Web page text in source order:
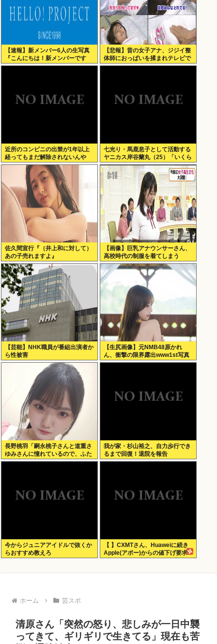
【速報】新メンバー6人の生写真
『こんにちは！新メンバーです
☆』
【悲報】昔の女子アナ、ジジイ整
体師におっぱいを揉まれテレビで
放送されてしまうwww
近所のコンビニの出禁が1年以上
経ってもまだ解除されないんや
が…
七光り・馬鹿息子として活動する
ヤニカス岸谷蘭丸（25）「いくら
税金を我々が払ってるんだと」
佐久間宣行『（井上和に対して）
あの子売れますよ』
【画像】巨乳アナウンサーさん、
高校時代の制服を着てしまう
【芸能】NHK職員が番組出演者か
ら性被害
【生尻画像】元NMB48原かれ
ん、衝撃の限界露出www1st写真
集でパールTバックのランジェリ
長野桃羽「嗣永桃子さんと道重さ
ゆみさんに憧れているので、ふた
りの憧れの部分をぎゅっと集めた
我が家・杉山裕之、自力歩行でき
るまで回復！退院を報告
今からジュニアアイドルで抜くか
らおすすめ教えろ
【 】CXMTさん、Huaweiに続き
Apple(アポー)からの値下げ要求
ホーム 芸スポ
清原さん「突然の怒り、悲しみが一日中襲
ってきて、ギリギリで生きてる」現在も苦